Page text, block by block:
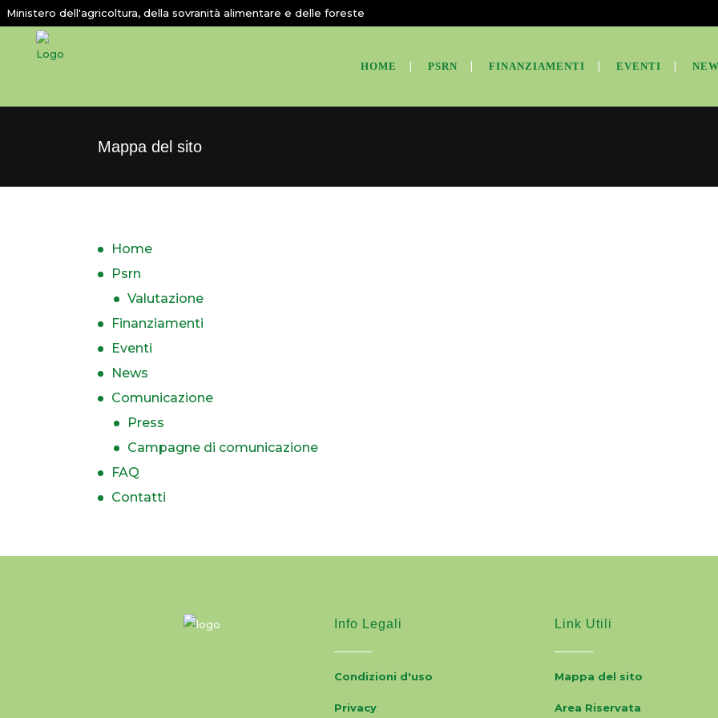
Ministero dell'agricoltura, della sovranità alimentare e delle foreste
HOME PSRN FINANZIAMENTI EVENTI
Mappa del sito
Home
Psrn
Valutazione
Finanziamenti
Eventi
News
Comunicazione
Press
Campagne di comunicazione
FAQ
Contatti
Info Legali
Condizioni d'uso
Privacy
Link Utili
Mappa del sito
Area Riservata